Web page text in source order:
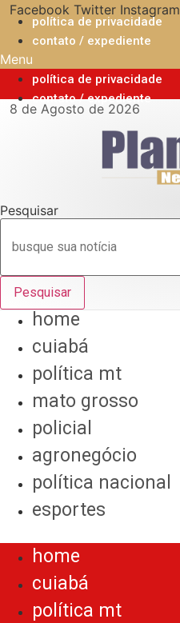
para
conteúdo
Facebook Twitter Instagram
política de privacidade
contato / expediente
Menu
política de privacidade
contato / expediente
8 de Agosto de 2026
Pesquisar
Pesquisar
home
cuiabá
política mt
mato grosso
policial
agronegócio
política nacional
esportes
home
cuiabá
política mt